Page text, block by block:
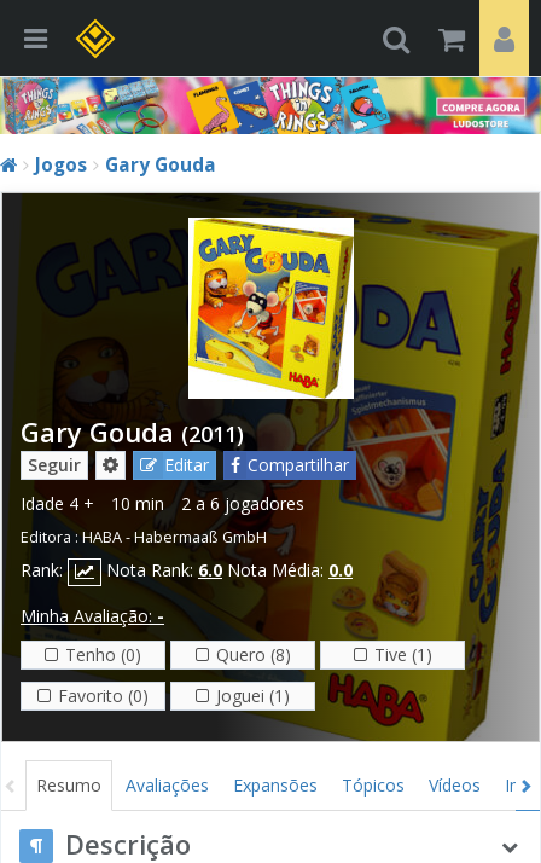
Jogos Gary Gouda
Gary Gouda (2011)
Seguir Editar
Compartilhar
Idade 4 + 10 min 2 a 6 jogadores
Editora : HABA - Habermaaß GmbH
Rank: Nota Rank: 6.0 Nota Média: 0.0
Minha Avaliação: -
Tenho (0)
Quero (8)
Tive (1)
Favorito (0)
Joguei (1)
Resumo Avaliações Expansões Tópicos Vídeos
Descrição